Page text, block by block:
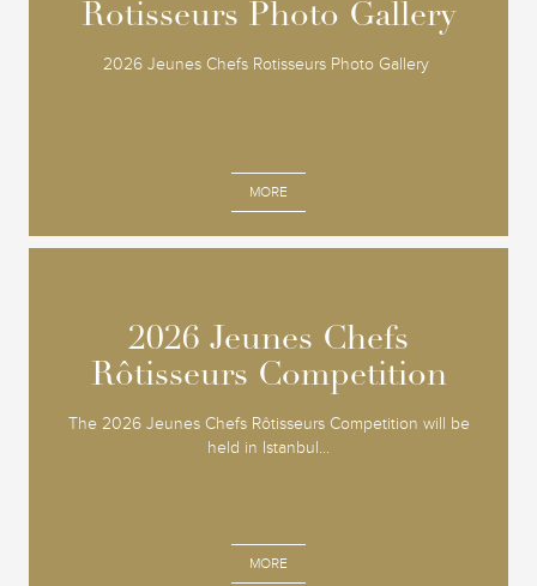
Rotisseurs Photo Gallery
2026 Jeunes Chefs Rotisseurs Photo Gallery
MORE
Rotisseurs Photo Gallery
2026 Jeunes Chefs
Rôtisseurs Competition
The 2026 Jeunes Chefs Rôtisseurs Competition will be
held in Istanbul...
MORE
2026 Jeunes Chefs
Rôtisseurs Competition